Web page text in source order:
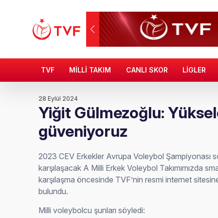
TVF MİLLİ TAKIM CANLI SKOR LİGLER
28 Eylül 2024
Yiğit Gülmezoğlu:
güveniyoruz
2023 CEV Erkekler Avrupa Voleybol Şampiyonası
karşılaşacak A Milli Erkek Voleybol Takımımızda
karşılaşma öncesinde TVF’nin resmi internet
bulundu.
Milli voleybolcu şunları söyledi: